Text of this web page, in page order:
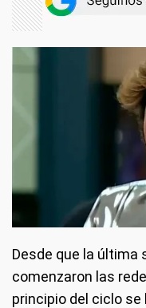
Desde que la última
comenzaron las
principio del ciclo